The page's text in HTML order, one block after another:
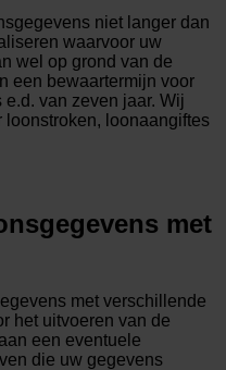
niet langer dan
waarvoor uw
wel op grond van de
een bewaartermijn voor
van zeven jaar. Wij
loonstroken, loonaangiftes
met
met verschillende
het uitvoeren van de
een eventuele
die uw gegevens